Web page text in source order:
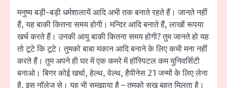
मनुष्य बड़ी-बड़ी धर्मशालायें आदि अभी तक बनाते रहते हैं। जानते नहीं
हैं, यह बाकी कितना समय होगी। मन्दिर आदि बनाते हैं, लाखों रूपया
खर्च करते हैं। उनकी आयु बाकी कितना समय होगी? तुम जानते हो यह
तो टूटे कि टूटे। तुमको बाबा मकान आदि बनाने के लिए कभी मना नहीं
करते हैं। तुम अपने ही घर में एक कमरे में हॉस्पिटल कम युनिवर्सिटी
बनाओ। बिगर कोई खर्चा, हेल्थ, वेल्थ, हैपीनेस 21 जन्मों के लिए लेना
है, इस नॉलेज से। यह भी समझाया है – तुमको सुख बहुत मिलता है।